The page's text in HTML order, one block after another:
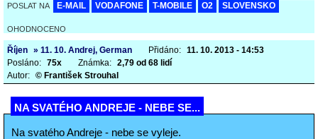
POSLAT NA E-MAIL VODAFONE T-MOBILE O2 SLOVENSKO
OHODNOCENO
Říjen » 11. 10. Andrej, German Přidáno: 11. 10. 2013 - 14:53
Posláno: 75x Známka: 2,79 od 68 lidí
Autor: © František Strouhal
NA SVATÉHO ANDREJE - NEBE SE...
Na svatého Andreje - nebe se vyleje.